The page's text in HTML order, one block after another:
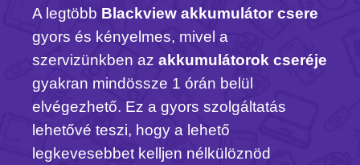
A legtöbb Blackview akkumulátor csere
gyors és kényelmes, mivel a
szervizünkben az akkumulátorok cseréje
gyakran mindössze 1 órán belül
elvégezhető. Ez a gyors szolgáltatás
lehetővé teszi, hogy a lehető
legkevesebbet kelljen nélkülöznöd